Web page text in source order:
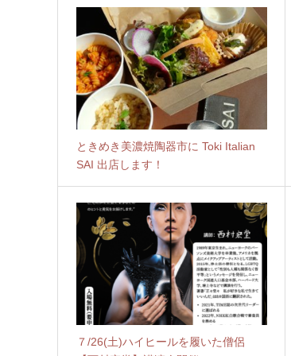
ときめき美濃焼陶器市に Toki Italian
SAI 出店します！
７/26(土)ハイヒールを履いた僧侶